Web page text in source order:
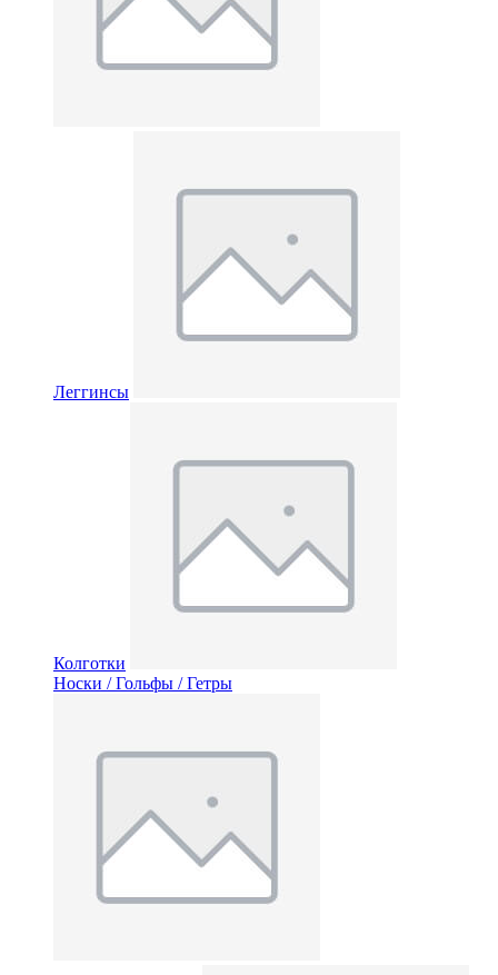
Леггинсы
Колготки
Носки / Гольфы / Гетры